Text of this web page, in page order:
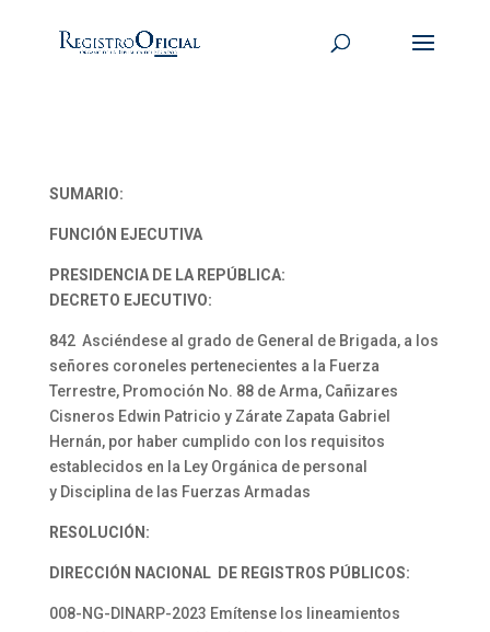
SUMARIO:
FUNCIÓN EJECUTIVA
PRESIDENCIA DE LA REPÚBLICA:
DECRETO EJECUTIVO:
842 Asciéndese al grado de General de Brigada, a los
señores coroneles pertenecientes a la Fuerza
Terrestre, Promoción No. 88 de Arma, Cañizares
Cisneros Edwin Patricio y Zárate Zapata Gabriel
Hernán, por haber cumplido con los requisitos
establecidos en la Ley Orgánica de personal
y Disciplina de las Fuerzas Armadas
RESOLUCIÓN:
DIRECCIÓN NACIONAL DE REGISTROS PÚBLICOS:
008-NG-DINARP-2023 Emítense los lineamientos